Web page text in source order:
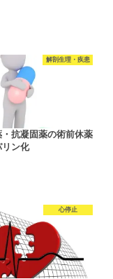
解剖生理・疾患
抗凝固薬の術前休薬
リン化
心停止